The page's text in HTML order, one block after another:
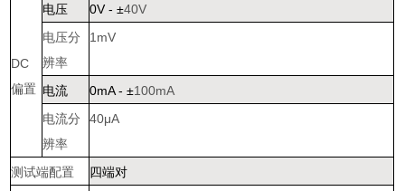
DC
偏置
电压 0V -±40V
电压分
辨率
1mV
电流 0mA -±100mA
电流分
辨率
40μA
测试端配置
四端对